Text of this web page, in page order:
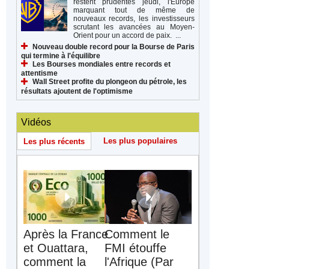
marquant tout de même de
nouveaux records, les investisseurs
scrutant les avancées au Moyen-
Orient pour un accord de paix. ...
Nouveau double record pour la Bourse de Paris
qui termine à l'équilibre
Les Bourses mondiales entre records et
attentisme
Wall Street profite du plongeon du pétrole, les
résultats ajoutent de l'optimisme
Vidéos
Les plus récents Les plus populaires
Après la France
et Ouattara,
comment la
Comment le
FMI étouffe
l'Afrique (Par